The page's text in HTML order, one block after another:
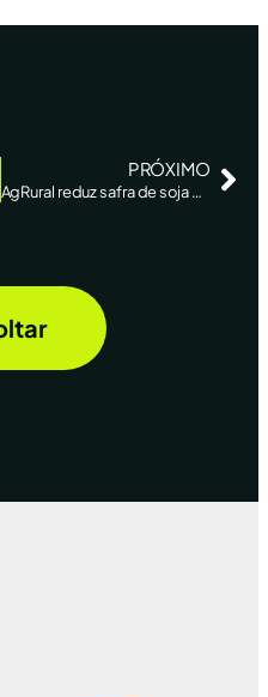
PRÓXIMO
AgRural reduz safra de soja do Brasil com quebra no RS; recorde no MT atenua cortes